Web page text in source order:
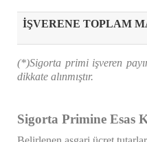
İŞVERENE TOPLAM
(*)Sigorta primi işveren
dikkate alınmıştır.
Sigorta Primine Esas